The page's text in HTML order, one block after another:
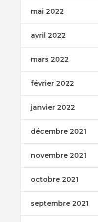
mai 2022
avril 2022
mars 2022
février 2022
janvier 2022
décembre 2021
novembre 2021
octobre 2021
septembre 2021